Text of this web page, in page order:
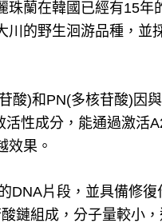
蘭在韓國已經有15
川的野生洄游品種，
酸)和PN(多核苷酸)因
性成分，能通過激活
效果。
DNA片段，並具備修
鏈組成，分子量較小